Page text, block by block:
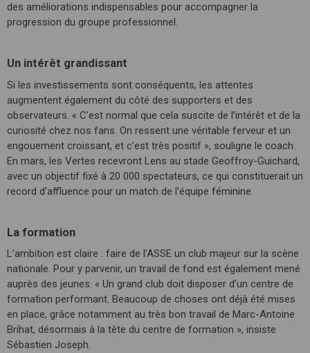
des améliorations indispensables pour accompagner la
progression du groupe professionnel.
Un intérêt grandissant
Si les investissements sont conséquents, les attentes
augmentent également du côté des supporters et des
observateurs. « C’est normal que cela suscite de l’intérêt et de la
curiosité chez nos fans. On ressent une véritable ferveur et un
engouement croissant, et c’est très positif », souligne le coach.
En mars, les Vertes recevront Lens au stade Geoffroy-Guichard,
avec un objectif fixé à 20 000 spectateurs, ce qui constituerait un
record d’affluence pour un match de l’équipe féminine.
La formation
L’ambition est claire : faire de l’ASSE un club majeur sur la scène
nationale. Pour y parvenir, un travail de fond est également mené
auprès des jeunes. « Un grand club doit disposer d’un centre de
formation performant. Beaucoup de choses ont déjà été mises
en place, grâce notamment au très bon travail de Marc-Antoine
Brihat, désormais à la tête du centre de formation », insiste
Sébastien Joseph.